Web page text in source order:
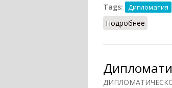
Tags:
Дипломатия
Подробнее